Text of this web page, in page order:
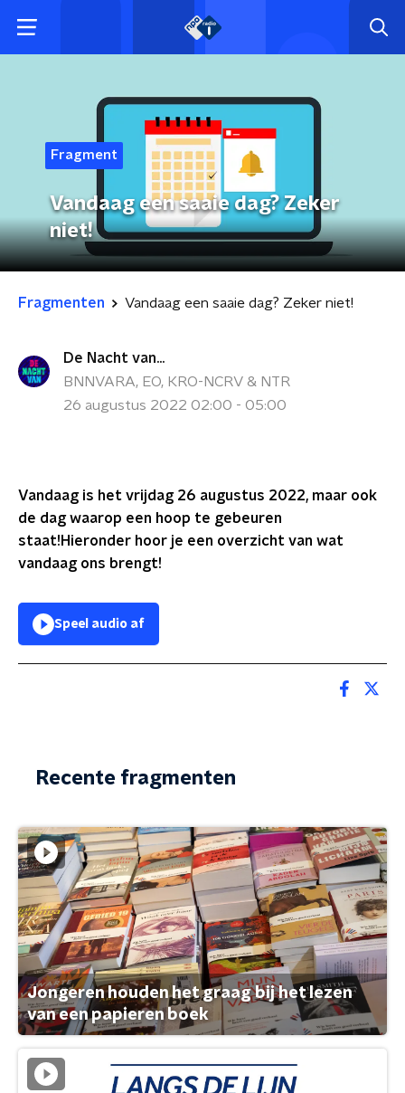
Fragment
Vandaag een saaie dag? Zeker
niet!
Fragmenten Vandaag een saaie dag? Zeker niet!
De Nacht van...
BNNVARA, EO, KRO-NCRV & NTR
26 augustus 2022 02:00 - 05:00
Vandaag is het vrijdag 26 augustus 2022, maar ook
de dag waarop een hoop te gebeuren
staat!Hieronder hoor je een overzicht van wat
vandaag ons brengt!
Speel audio af
Recente fragmenten
Jongeren houden het graag bij het lezen
van een papieren boek